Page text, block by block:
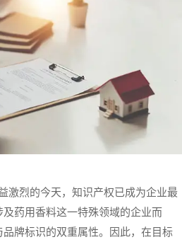
烈的今天，知识产权已成为企业最
药用香料这一特殊领域的企业而
牌标识的双重属性。因此，在目标